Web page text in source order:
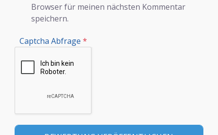
Browser für meinen nächsten Kommentar
speichern.
Captcha Abfrage *